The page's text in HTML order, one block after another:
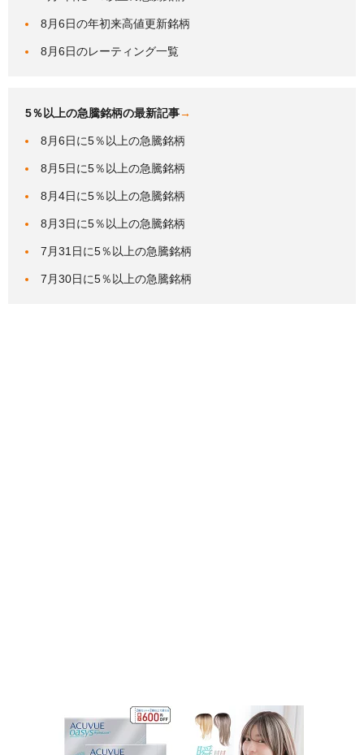
8月6日の年初来高値更新銘柄
8月6日のレーティング一覧
5％以上の急騰銘柄の最新記事→
8月6日に5％以上の急騰銘柄
8月5日に5％以上の急騰銘柄
8月4日に5％以上の急騰銘柄
8月3日に5％以上の急騰銘柄
7月31日に5％以上の急騰銘柄
7月30日に5％以上の急騰銘柄